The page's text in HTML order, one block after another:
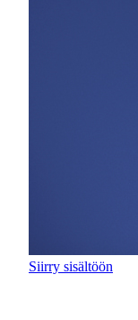
Siirry sisältöön